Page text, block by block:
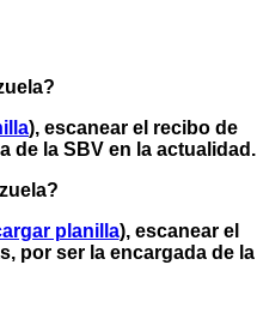
), escanear el recibo de
de la SBV en la actualidad.
planilla), escanear el
por ser la encargada de la